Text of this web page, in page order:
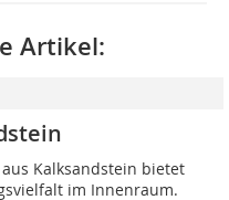
Artikel:
Kalksandstein bietet
im Innenraum.